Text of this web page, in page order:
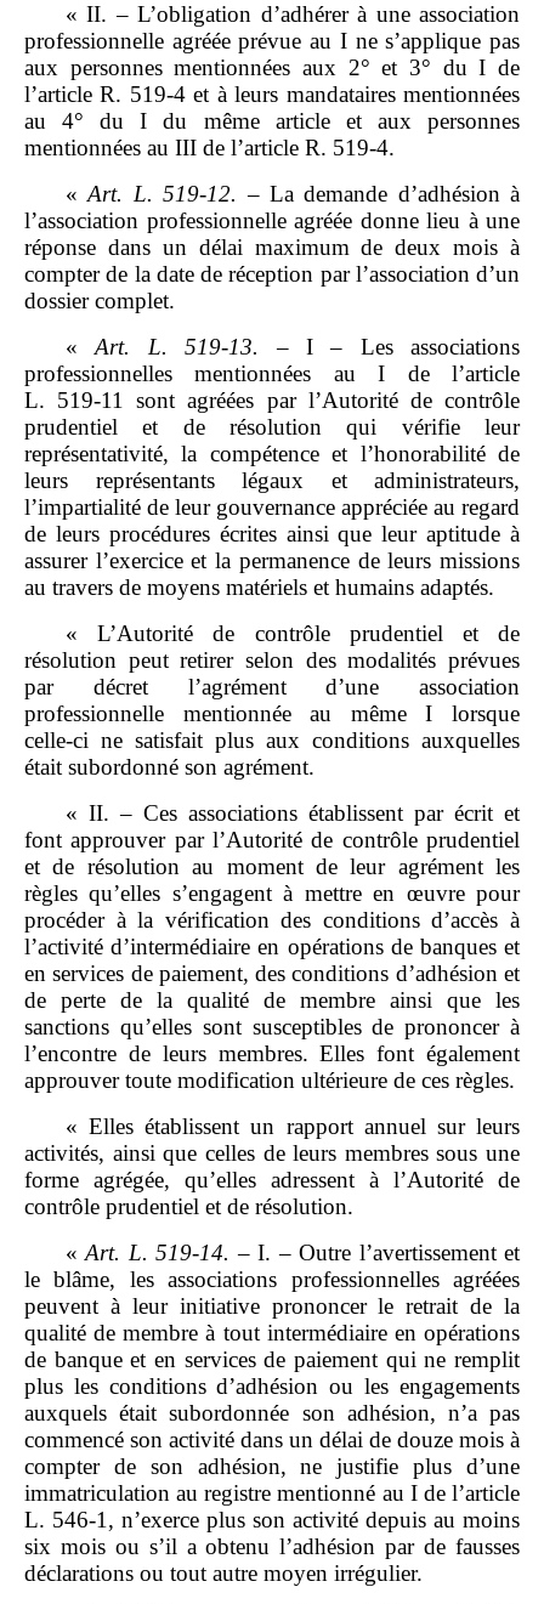
« II. – L’obligation d’adhérer à une association
professionnelle agréée prévue au I ne s’applique pas
aux personnes mentionnées aux 2° et 3° du I de
l’article R. 519‑4 et à leurs mandataires mentionnées
au 4° du I du même article et aux personnes
mentionnées au III de l’article R. 519‑4.
«Art. L. 519‑12. – La demande d’adhésion à
l’association professionnelle agréée donne lieu à une
réponse dans un délai maximum de deux mois à
compter de la date de réception par l’association d’un
dossier complet.
«Art. L. 519‑13.
– I – Les associations
professionnelles mentionnées au I de l’article
L. 519‑11 sont agréées par l’Autorité de contrôle
prudentiel et de résolution qui vérifie leur
représentativité, la compétence et l’honorabilité de
leurs représentants légaux et administrateurs,
l’impartialité de leur gouvernance appréciée au regard
de leurs procédures écrites ainsi que leur aptitude à
assurer l’exercice et la permanence de leurs missions
au travers de moyens matériels et humains adaptés.
« L’Autorité de contrôle prudentiel et de
résolution peut retirer selon des modalités prévues
par décret l’agrément d’une association
professionnelle mentionnée au même I lorsque
celle‑ci ne satisfait plus aux conditions auxquelles
était subordonné son agrément.
« II. – Ces associations établissent par écrit et
font approuver par l’Autorité de contrôle prudentiel
et de résolution au moment de leur agrément les
règles qu’elles s’engagent à mettre en œuvre pour
procéder à la vérification des conditions d’accès à
l’activité d’intermédiaire en opérations de banques et
en services de paiement, des conditions d’adhésion et
de perte de la qualité de membre ainsi que les
sanctions qu’elles sont susceptibles de prononcer à
l’encontre de leurs membres. Elles font également
approuver toute modification ultérieure de ces règles.
« Elles établissent un rapport annuel sur leurs
activités, ainsi que celles de leurs membres sous une
forme agrégée, qu’elles adressent à l’Autorité de
contrôle prudentiel et de résolution.
«Art. L. 519‑14. – I. – Outre l’avertissement et
le blâme, les associations professionnelles agréées
peuvent à leur initiative prononcer le retrait de la
qualité de membre à tout intermédiaire en opérations
de banque et en services de paiement qui ne remplit
plus les conditions d’adhésion ou les engagements
auxquels était subordonnée son adhésion, n’a pas
commencé son activité dans un délai de douze mois à
compter de son adhésion, ne justifie plus d’une
immatriculation au registre mentionné au I de l’article
L. 546‑1, n’exerce plus son activité depuis au moins
six mois ou s’il a obtenu l’adhésion par de fausses
déclarations ou tout autre moyen irrégulier.